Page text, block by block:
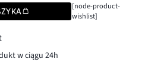
[node-product-
wishlist]
w ciągu 24h